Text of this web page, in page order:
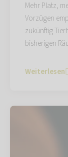
Mehr Platz,
Vorzügen
zukünftig
bisherigen
Weiterlesen